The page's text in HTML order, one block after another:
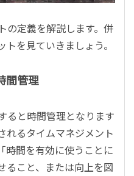
の定義を解説します。併
を見ていきましょう。
間管理
ると時間管理となります
れるタイムマネジメント
時間を有効に使うことに
ること、または向上を図